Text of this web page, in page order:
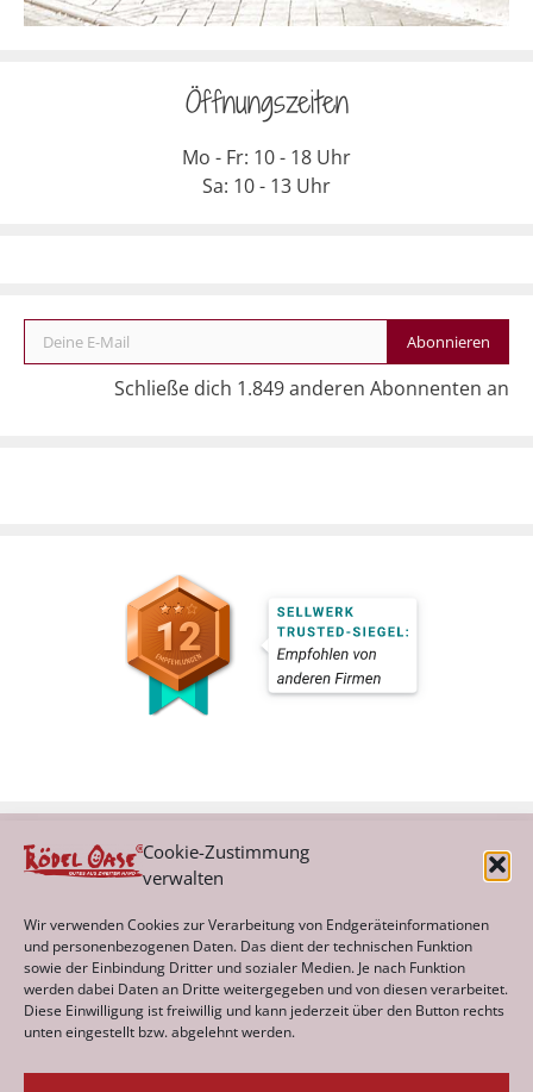
Cookie-Zustimmung
verwalten
Wir verwenden Cookies zur Verarbeitung von Endgeräteinformationen
und personenbezogenen Daten. Das dient der technischen Funktion
sowie der Einbindung Dritter und sozialer Medien. Je nach Funktion
werden dabei Daten an Dritte weitergegeben und von diesen verarbeitet.
Diese Einwilligung ist freiwillig und kann jederzeit über den Button rechts
unten eingestellt bzw. abgelehnt werden.
Öffnungszeiten
Mo - Fr: 10 - 18 Uhr
Sa: 10 - 13 Uhr
Deine E-Mail
Abonnieren
Schließe dich 1.849 anderen Abonnenten an
Archiv